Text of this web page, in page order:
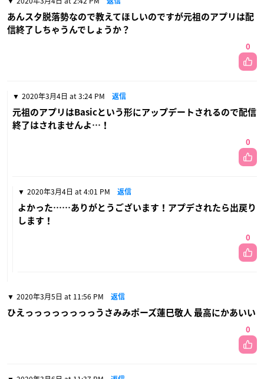
あんスタ脱落勢なので教えてほしいのですが元祖のアプリは配
信終了しちゃうんでしょうか？
0
2020年3月4日 at 3:24 PM 返信
元祖のアプリはBasicという形にアップデートされるので配信
終了はされませんよ…！
0
2020年3月4日 at 4:01 PM 返信
よかった……ありがとうございます！アプデされたら出戻り
します！
0
2020年3月5日 at 11:56 PM 返信
ひえっっっっっっっっうさみみポーズ蓮巳敬人 最高にかあいい
0